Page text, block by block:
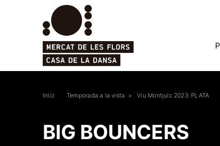
Inici Temporada a la vista Viu Montjuïc 2023: PLATA
BIG BOUNCERS